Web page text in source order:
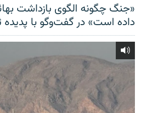
«جنگ چگونه الگوی بازداشت
داده است» در گفت‌وگو با پدیده